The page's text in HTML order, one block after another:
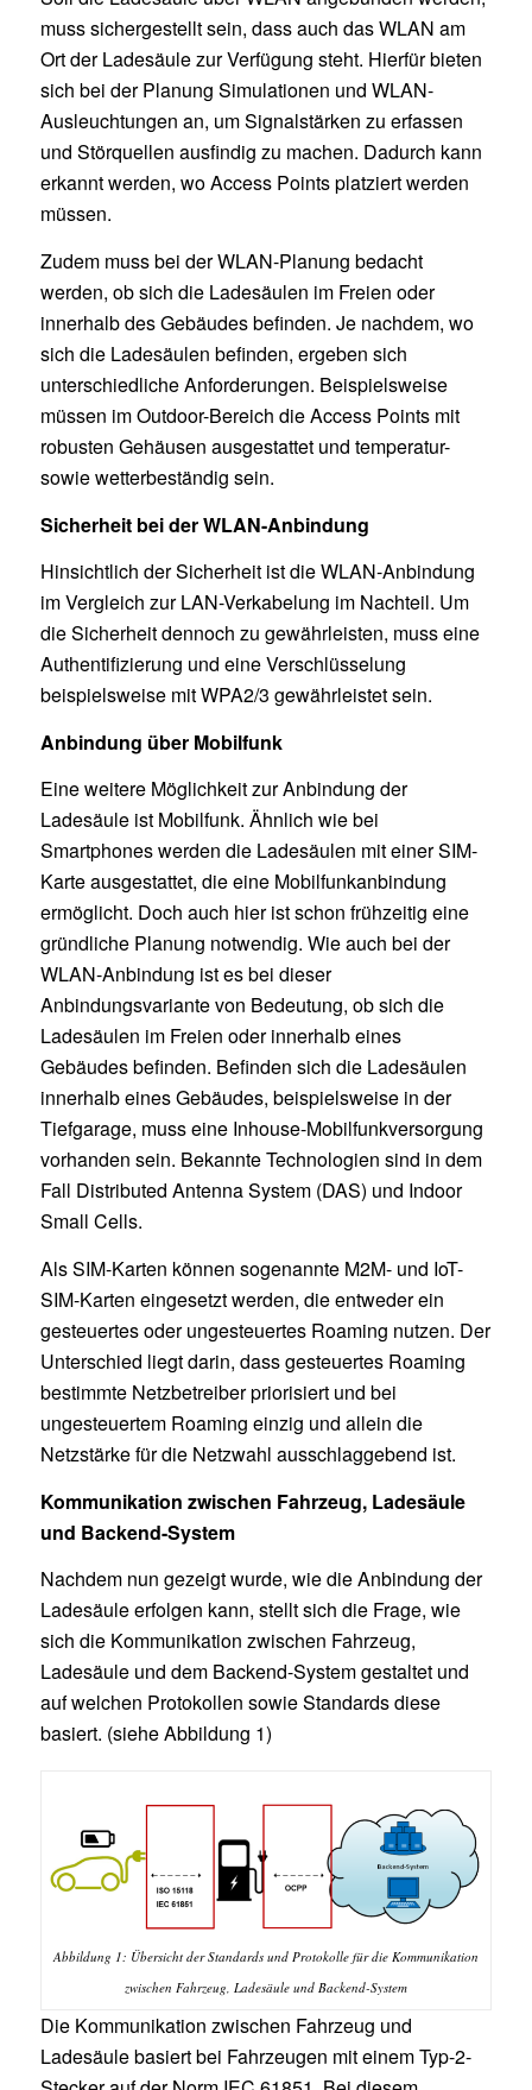
muss sichergestellt sein, dass auch das WLAN am
Ort der Ladesäule zur Verfügung steht. Hierfür bieten
sich bei der Planung Simulationen und WLAN-
Ausleuchtungen an, um Signalstärken zu erfassen
und Störquellen ausfindig zu machen. Dadurch kann
erkannt werden, wo Access Points platziert werden
müssen.
Zudem muss bei der WLAN-Planung bedacht
werden, ob sich die Ladesäulen im Freien oder
innerhalb des Gebäudes befinden. Je nachdem, wo
sich die Ladesäulen befinden, ergeben sich
unterschiedliche Anforderungen. Beispielsweise
müssen im Outdoor-Bereich die Access Points mit
robusten Gehäusen ausgestattet und temperatur-
sowie wetterbeständig sein.
Sicherheit bei der WLAN-Anbindung
Hinsichtlich der Sicherheit ist die WLAN-Anbindung
im Vergleich zur LAN-Verkabelung im Nachteil. Um
die Sicherheit dennoch zu gewährleisten, muss eine
Authentifizierung und eine Verschlüsselung
beispielsweise mit WPA2/3 gewährleistet sein.
Anbindung über Mobilfunk
Eine weitere Möglichkeit zur Anbindung der
Ladesäule ist Mobilfunk. Ähnlich wie bei
Smartphones werden die Ladesäulen mit einer SIM-
Karte ausgestattet, die eine Mobilfunkanbindung
ermöglicht. Doch auch hier ist schon frühzeitig eine
gründliche Planung notwendig. Wie auch bei der
WLAN-Anbindung ist es bei dieser
Anbindungsvariante von Bedeutung, ob sich die
Ladesäulen im Freien oder innerhalb eines
Gebäudes befinden. Befinden sich die Ladesäulen
innerhalb eines Gebäudes, beispielsweise in der
Tiefgarage, muss eine Inhouse-Mobilfunkversorgung
vorhanden sein. Bekannte Technologien sind in dem
Fall Distributed Antenna System (DAS) und Indoor
Small Cells.
Als SIM-Karten können sogenannte M2M- und IoT-
SIM-Karten eingesetzt werden, die entweder ein
gesteuertes oder ungesteuertes Roaming nutzen. Der
Unterschied liegt darin, dass gesteuertes Roaming
bestimmte Netzbetreiber priorisiert und bei
ungesteuertem Roaming einzig und allein die
Netzstärke für die Netzwahl ausschlaggebend ist.
Kommunikation zwischen Fahrzeug, Ladesäule
und Backend-System
Nachdem nun gezeigt wurde, wie die Anbindung der
Ladesäule erfolgen kann, stellt sich die Frage, wie
sich die Kommunikation zwischen Fahrzeug,
Ladesäule und dem Backend-System gestaltet und
auf welchen Protokollen sowie Standards diese
basiert. (siehe Abbildung 1)
Abbildung 1: Übersicht der Standards und Protokolle für die Kommunikation
zwischen Fahrzeug, Ladesäule und Backend-System
Die Kommunikation zwischen Fahrzeug und
Ladesäule basiert bei Fahrzeugen mit einem Typ-2-